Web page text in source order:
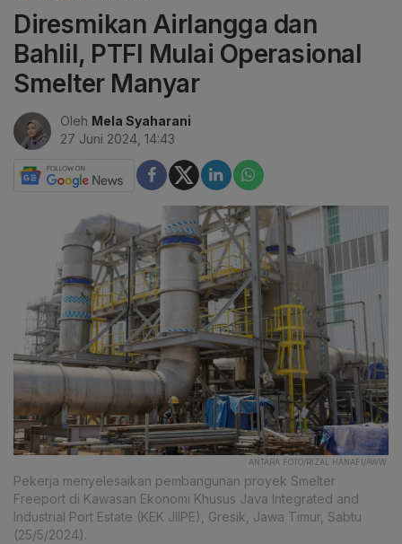
Diresmikan Airlangga dan
Bahlil, PTFI Mulai Operasional
Smelter Manyar
Oleh Mela Syaharani
27 Juni 2024, 14:43
ANTARA FOTO/RIZAL HANAFI/AWW.
Pekerja menyelesaikan pembangunan proyek Smelter
Freeport di Kawasan Ekonomi Khusus Java Integrated and
Industrial Port Estate (KEK JIIPE), Gresik, Jawa Timur, Sabtu
(25/5/2024).